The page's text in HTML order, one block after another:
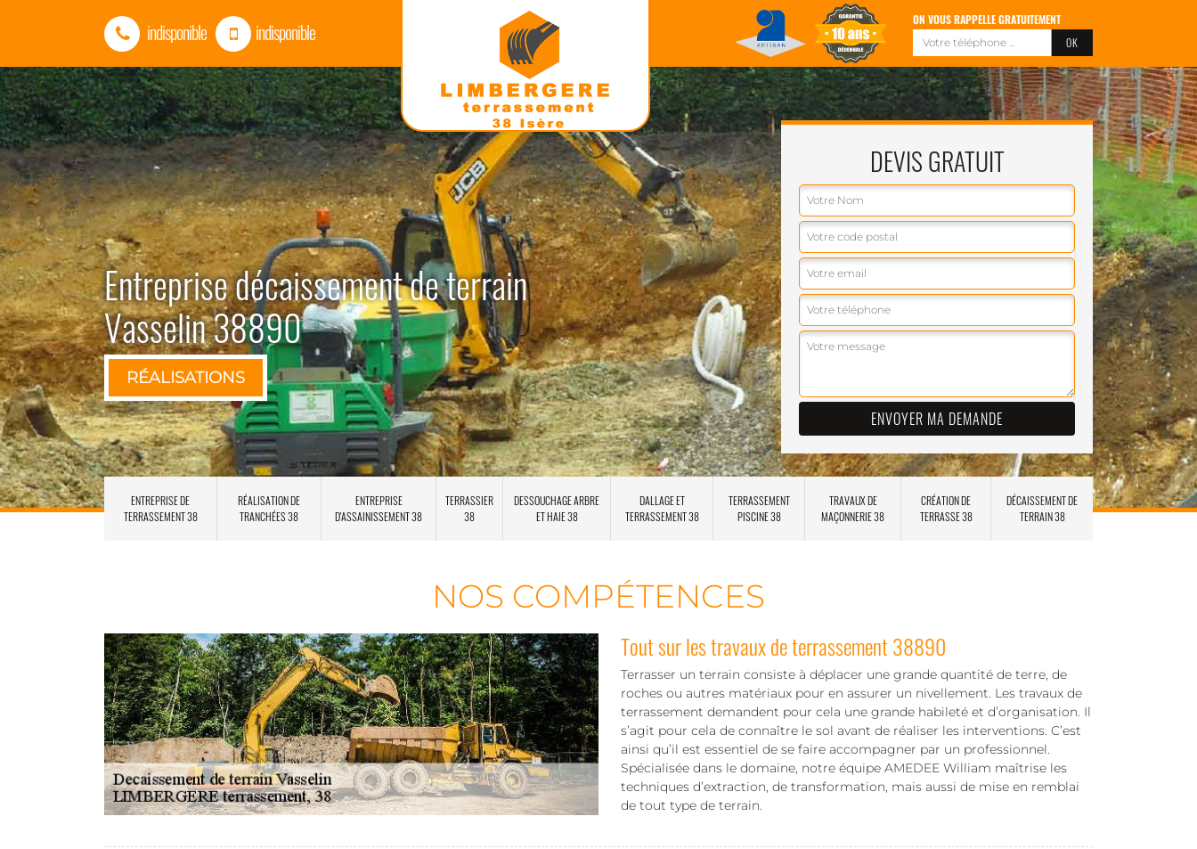
indisponible indisponible ON VOUS RAPPELLE GRATUITEMENT
Entreprise décaissement de terrain
Vasselin 38890
RÉALISATIONS
DEVIS GRATUIT
ENTREPRISE DE
TERRASSEMENT 38
RÉALISATION DE
TRANCHÉES 38
ENTREPRISE
D'ASSAINISSEMENT 38
TERRASSIER
38
DESSOUCHAGE ARBRE
ET HAIE 38
DALLAGE ET
TERRASSEMENT 38
TERRASSEMENT
PISCINE 38
TRAVAUX DE
MAÇONNERIE 38
CRÉATION DE
TERRASSE 38
DÉCAISSEMENT DE
TERRAIN 38
NOS COMPÉTENCES
Tout sur les travaux de terrassement 38890
Terrasser un terrain consiste à déplacer une grande quantité de terre, de
roches ou autres matériaux pour en assurer un nivellement. Les travaux de
terrassement demandent pour cela une grande habileté et d’organisation. Il
s’agit pour cela de connaître le sol avant de réaliser les interventions. C’est
ainsi qu’il est essentiel de se faire accompagner par un professionnel.
Spécialisée dans le domaine, notre équipe AMEDEE William maîtrise les
techniques d’extraction, de transformation, mais aussi de mise en remblai
de tout type de terrain.